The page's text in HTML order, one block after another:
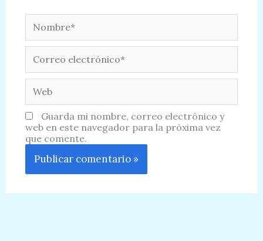
electrónico*
Guarda mi nombre, correo electrónico y
web en este navegador para la próxima vez
que comente.